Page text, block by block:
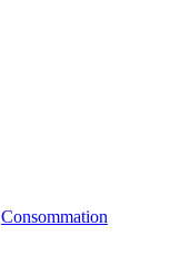
Consommation